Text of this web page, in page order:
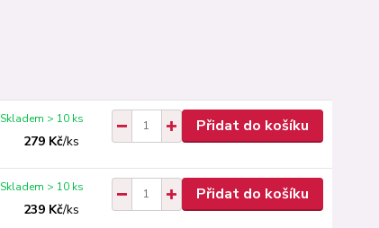
279 Kč/ks
Skladem > 10 ks Přidat do košíku
239 Kč/ks
Skladem > 10 ks Přidat do košíku